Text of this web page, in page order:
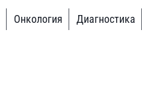
Онкология Диагностика